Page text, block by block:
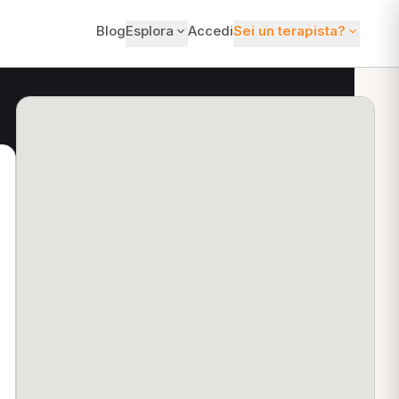
BlogEsplora AccediSei un terapista?